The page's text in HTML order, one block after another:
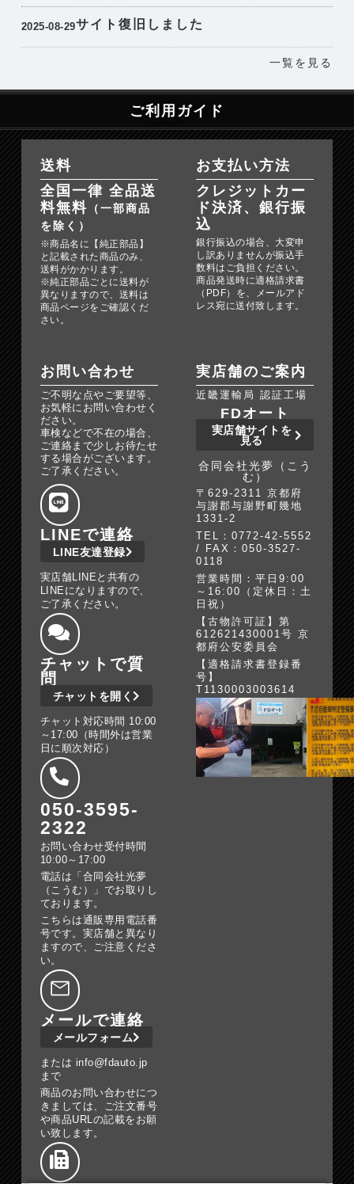
2025-08-29サイト復旧しました
一覧を見る
ご利用ガイド
送料
全国一律 全品送
料無料 （一部商品
を除く）
※商品名に【純正部品】
と記載された商品のみ、
送料がかかります。
※純正部品ごとに送料が
異なりますので、送料は
商品ページをご確認くだ
さい。
お支払い方法
クレジットカー
ド決済、銀行振
込
銀行振込の場合、大変申
し訳ありませんが振込手
数料はご負担ください。
商品発送時に適格請求書
（PDF）を、メールアド
レス宛に送付致します。
お問い合わせ
ご不明な点やご要望等、
お気軽にお問い合わせく
ださい。
車検などで不在の場合、
ご連絡まで少しお待たせ
する場合がございます。
ご了承ください。
LINEで連絡
LINE友達登録
実店舗LINEと共有の
LINEになりますので、
ご了承ください。
チャットで質
問
チャットを開く
チャット対応時間 10:00
～17:00（時間外は営業
日に順次対応）
050-3595-
2322
お問い合わせ受付時間
10:00～17:00
電話は「合同会社光夢
（こうむ）」でお取りし
ております。
こちらは通販専用電話番
号です。実店舗と異なり
ますので、ご注意くださ
い。
メールで連絡
メールフォーム
または info@fdauto.jp
まで
商品のお問い合わせにつ
きましては、ご注文番号
や商品URLの記載をお願
い致します。
実店舗のご案内
近畿運輸局 認証工場
FDオート
実店舗サイトを
見る
合同会社光夢（こう
む）
〒629-2311 京都府
与謝郡与謝野町幾地
1331-2
TEL：0772-42-5552
/ FAX：050-3527-
0118
営業時間：平日9:00
～16:00（定休日：土
日祝）
【古物許可証】第
612621430001号 京
都府公安委員会
【適格請求書登録番
号】
T1130003003614